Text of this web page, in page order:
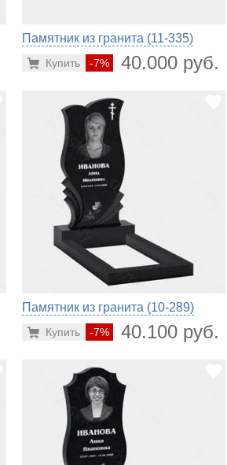
Памятник из гранита (11-335)
-7% 40.000 руб.
Купить
Памятник из гранита (10-289)
-7% 40.100 руб.
Купить